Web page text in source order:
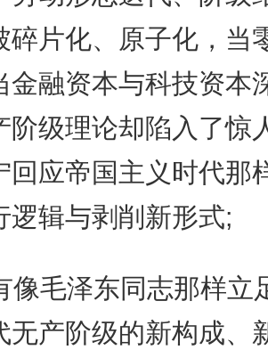
碎片化、原子化，当
金融资本与科技资本
阶级理论却陷入了
回应帝国主义时代那
逻辑与剥削新形式;
像毛泽东同志那样立
无产阶级的新构成、